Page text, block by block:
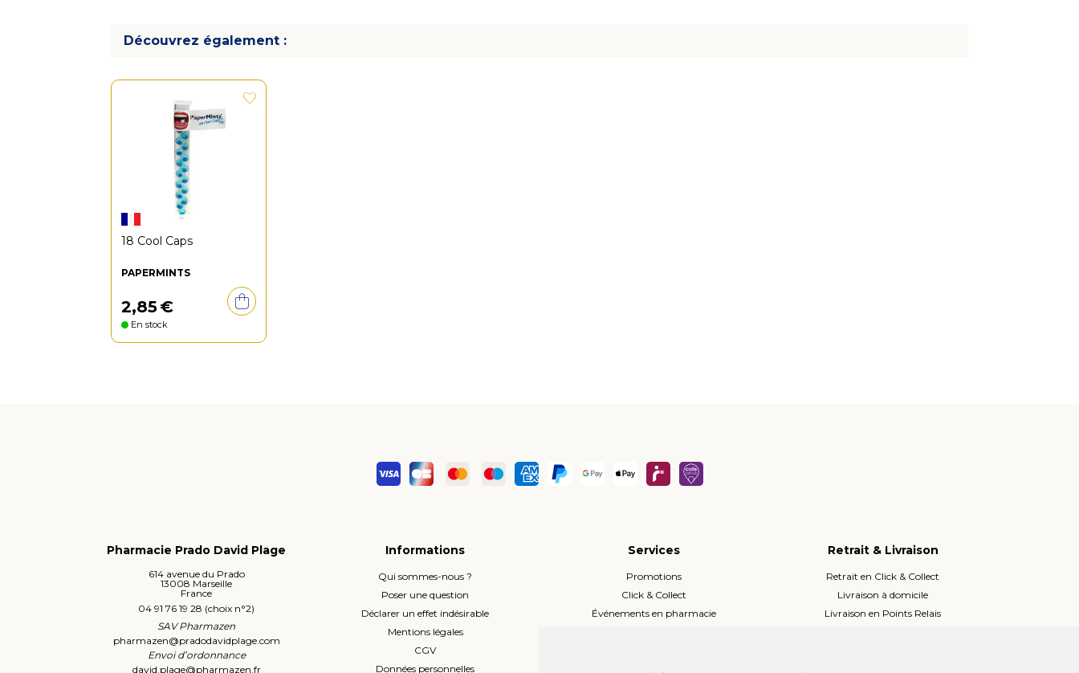
Découvrez également :
18 Cool Caps
PAPERMINTS
2,85€
En stock
Pharmacie Prado David Plage
614 avenue du Prado
13008 Marseille
France
04 91 76 19 28 (choix n°2)
SAV Pharmazen
pharmazen@pradodavidplage.com
Envoi d’ordonnance
david.plage@pharmazen.fr
Informations
Qui sommes-nous ?
Poser une question
Déclarer un effet indésirable
Mentions légales
CGV
Données personnelles
Services
Promotions
Click & Collect
Événements en pharmacie
Retrait & Livraison
Retrait en Click & Collect
Livraison à domicile
Livraison en Points Relais